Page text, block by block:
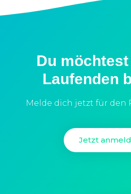
Du
Laufenden
Melde dich jetzt für den
Jetzt